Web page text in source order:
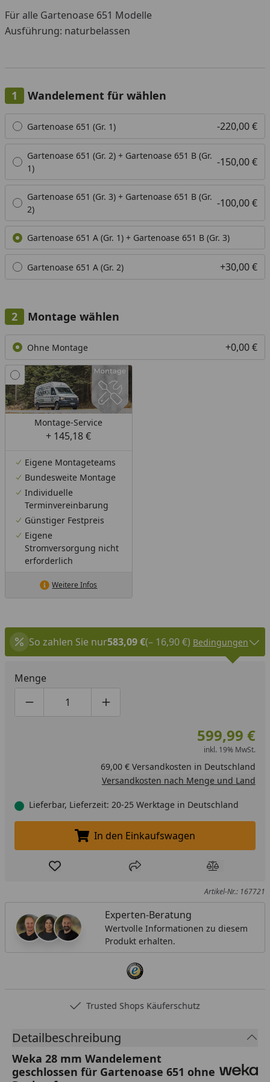
Für alle Gartenoase 651 Modelle
Ausführung: naturbelassen
Wandelement für wählen
Alle anzeigen (5)
Gartenoase 651 (Gr. 1) -220,00 €
Gartenoase 651 (Gr. 2) + Gartenoase 651 B (Gr.
1)
-150,00 €
Gartenoase 651 (Gr. 3) + Gartenoase 651 B (Gr.
2)
-100,00 €
Gartenoase 651 A (Gr. 1) + Gartenoase 651 B (Gr. 3)
Gartenoase 651 A (Gr. 2) +30,00 €
Montage wählen
Ohne Montage +0,00 €
Montage-Service
+ 145,18 €
Eigene Montageteams
Bundesweite Montage
Individuelle
Terminvereinbarung
Günstiger Festpreis
Eigene
Stromversorgung nicht
erforderlich
Weitere Infos
So zahlen Sie nur583,09 €(– 16,90 €) Bedingungen
Menge
Produktmenge um eins verringern
Produktmenge manuell eingeben
Produktmenge um eins erhöhen
599,99 €
inkl. 19% MwSt.
69,00 € Versandkosten in Deutschland
Versandkosten nach Menge und Land
Lieferbar, Lieferzeit: 20-25 Werktage in Deutschland
In den Einkaufswagen legen
In den Einkaufswagen
Produkt zur Wunschliste hinzufügen
Teilen Produkt
Artikel-Nr.: 167721
Experten-Beratung
Wertvolle Informationen zu diesem
Produkt erhalten.
Trusted Shops Käuferschutz
Detailbeschreibung
Weka 28 mm Wandelement
geschlossen für Gartenoase 651 ohne